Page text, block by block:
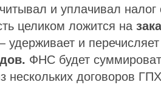
и уплачивал налог
целиком ложится на
удерживает и
ФНС будет
нескольких договоров